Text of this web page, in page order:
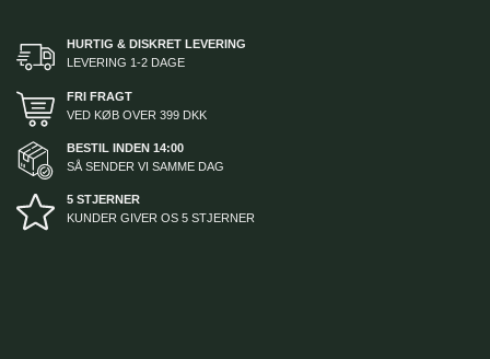
HURTIG & DISKRET LEVERING
LEVERING 1-2 DAGE
FRI FRAGT
VED KØB OVER 399 DKK
BESTIL INDEN 14:00
SÅ SENDER VI SAMME DAG
5 STJERNER
KUNDER GIVER OS 5 STJERNER